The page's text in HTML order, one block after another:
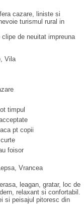
cazare, liniste si
turismul rural in
de neuitat impreuna
Vila
timpul
pt copii
foisor
, Vrancea
leagan, gratar, loc de
relaxant si confortabil.
si peisajul pitoresc din